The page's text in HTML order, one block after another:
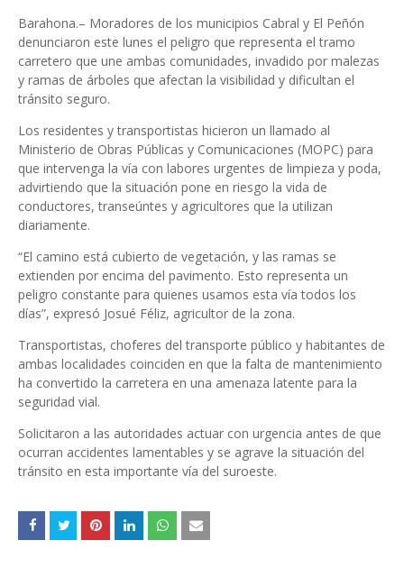
Barahona.– Moradores de los municipios Cabral y El Peñón
denunciaron este lunes el peligro que representa el tramo
carretero que une ambas comunidades, invadido por malezas
y ramas de árboles que afectan la visibilidad y dificultan el
tránsito seguro.
Los residentes y transportistas hicieron un llamado al
Ministerio de Obras Públicas y Comunicaciones (MOPC) para
que intervenga la vía con labores urgentes de limpieza y poda,
advirtiendo que la situación pone en riesgo la vida de
conductores, transeúntes y agricultores que la utilizan
diariamente.
“El camino está cubierto de vegetación, y las ramas se
extienden por encima del pavimento. Esto representa un
peligro constante para quienes usamos esta vía todos los
días”, expresó Josué Féliz, agricultor de la zona.
Transportistas, choferes del transporte público y habitantes de
ambas localidades coinciden en que la falta de mantenimiento
ha convertido la carretera en una amenaza latente para la
seguridad vial.
Solicitaron a las autoridades actuar con urgencia antes de que
ocurran accidentes lamentables y se agrave la situación del
tránsito en esta importante vía del suroeste.